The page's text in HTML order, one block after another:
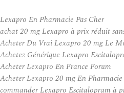
Lexapro En Pharmacie Pas Cher
achat 20 mg Lexapro à prix réduit
Acheter Du Vrai Lexapro 20 mg Le
Achetez Générique Lexapro
Acheter Lexapro En France Forum
Acheter Lexapro 20 mg En Pharmacie
commander Lexapro Escitalopram à